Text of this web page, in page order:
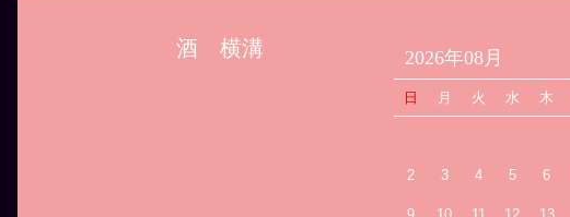
酒 横溝 2026年08月
日 月 火 水 木
2 3 4 5 6